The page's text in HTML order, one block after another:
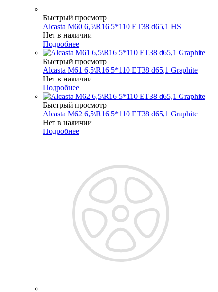
Быстрый просмотр
Alcasta M60 6,5\R16 5*110 ET38 d65,1 HS
Нет в наличии
Подробнее
Быстрый просмотр
Alcasta M61 6,5\R16 5*110 ET38 d65,1 Graphite
Нет в наличии
Подробнее
Быстрый просмотр
Alcasta M62 6,5\R16 5*110 ET38 d65,1 Graphite
Нет в наличии
Подробнее